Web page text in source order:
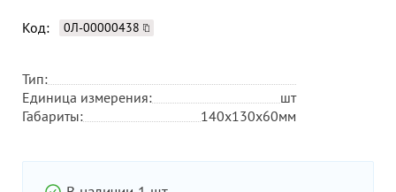
Код: 0Л-00000438
Тип:
Единица измерения:
шт
Габариты:
140х130х60мм